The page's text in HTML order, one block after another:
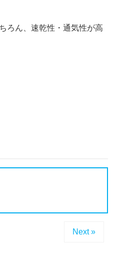
ろん、速乾性・通気性が高
Next »